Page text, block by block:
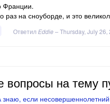
Франции.
раз на сноуборде, и это
Ответил Eddie–Thursday, July 26,
вопросы на тему
если